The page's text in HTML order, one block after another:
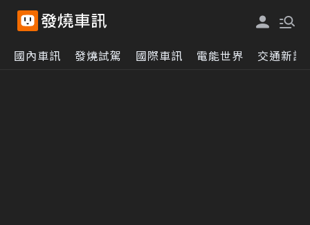
國內車訊 發燒試駕 國際車訊 電能世界 交通新訊